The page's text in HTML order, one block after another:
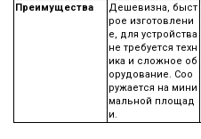
Преимущества
Дешевизна, быст
рое изготовлени
е, для устройства
не требуется техн
ика и сложное об
орудование. Соо
ружается на мини
мальной площад
и.